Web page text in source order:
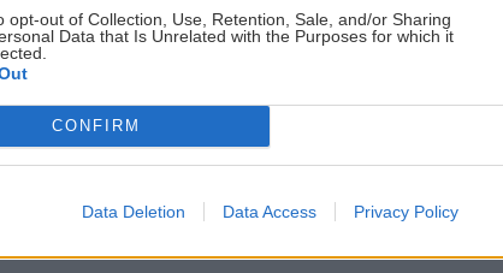
opt-out of Collection, Use, Retention, Sale, and/or Sharing
Data that Is Unrelated with the Purposes for which it
CONFIRM
Data Deletion Data Access Privacy Policy
Súhrn noviniek posielame zvyčajne raz za
dva týždne.
cookies